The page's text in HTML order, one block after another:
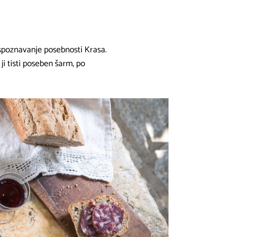
posebnosti Krasa.
tisti poseben šarm, po